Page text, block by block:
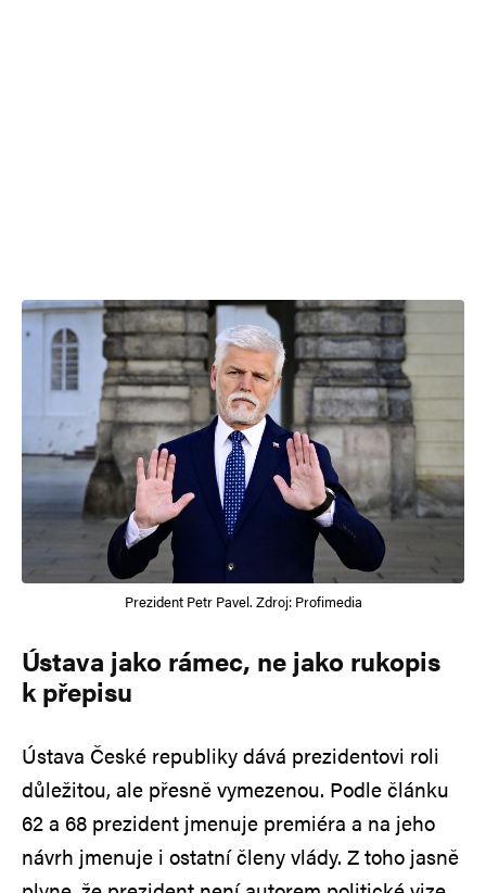
Prezident Petr Pavel. Zdroj: Profimedia
Ústava jako rámec, ne jako rukopis
k přepisu
Ústava České republiky dává prezidentovi roli
důležitou, ale přesně vymezenou. Podle článku
62 a 68 prezident jmenuje premiéra a na jeho
návrh jmenuje i ostatní členy vlády. Z toho jasně